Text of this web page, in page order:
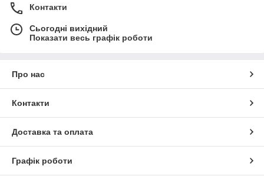
Контакти
Сьогодні вихідний
Показати весь графік роботи
Про нас
Контакти
Доставка та оплата
Графік роботи